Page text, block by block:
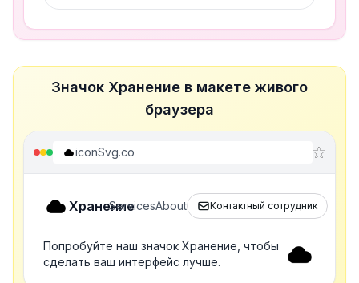
Значок Хранение в макете живого
браузера
iconSvg.co
Хранение
ServicesAbout Контактный сотрудник
Попробуйте наш значок Хранение, чтобы
сделать ваш интерфейс лучше.